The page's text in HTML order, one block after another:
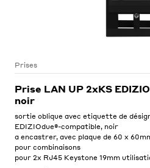
Prises
Prise LAN UP 2xKS
noir
sortie oblique avec etiquette de
EDIZIOdue®-compatible, noir
a encastrer, avec plaque de 60 x
pour combinaisons
pour 2x RJ45 Keystone 19mm